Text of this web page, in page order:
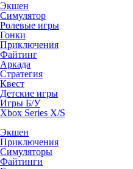
Экшен
Симулятор
Ролевые игры
Гонки
Приключения
Файтинг
Аркада
Стратегия
Квест
Детские игры
Игры Б/У
Xbox Series X/S
Экшен
Приключения
Симуляторы
Файтинги